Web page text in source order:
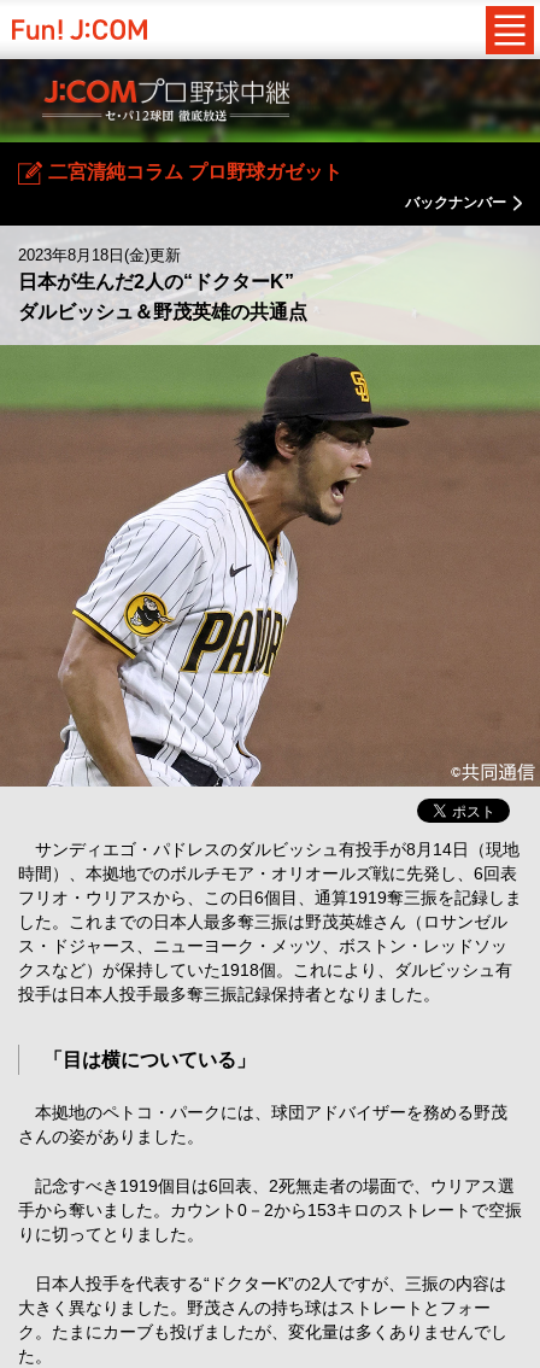
二宮清純コラム プロ野球ガゼット
バックナンバー
2023年8月18日(金)更新
日本が生んだ2人の“ドクターK”
ダルビッシュ＆野茂英雄の共通点
サンディエゴ・パドレスのダルビッシュ有投手が8月14日（現地
時間）、本拠地でのボルチモア・オリオールズ戦に先発し、6回表
フリオ・ウリアスから、この日6個目、通算1919奪三振を記録しま
した。これまでの日本人最多奪三振は野茂英雄さん（ロサンゼル
ス・ドジャース、ニューヨーク・メッツ、ボストン・レッドソッ
クスなど）が保持していた1918個。これにより、ダルビッシュ有
投手は日本人投手最多奪三振記録保持者となりました。
「目は横についている」
本拠地のペトコ・パークには、球団アドバイザーを務める野茂
さんの姿がありました。
記念すべき1919個目は6回表、2死無走者の場面で、ウリアス選
手から奪いました。カウント0－2から153キロのストレートで空振
りに切ってとりました。
日本人投手を代表する“ドクターK”の2人ですが、三振の内容は
大きく異なりました。野茂さんの持ち球はストレートとフォー
ク。たまにカーブも投げましたが、変化量は多くありませんでし
た。